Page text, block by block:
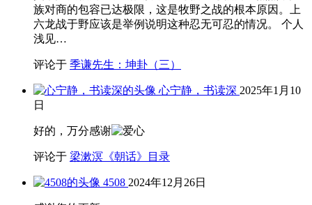
族对商的包容已达极限，这是牧野之战的根本原因。上
六龙战于野应该是举例说明这种忍无可忍的情况。 个人
浅见…
评论于 季谦先生：坤卦（三）
心宁静，书读深 2025年1月10
日
好的，万分感谢
评论于 梁漱溟《朝话》目录
4508 2024年12月26日